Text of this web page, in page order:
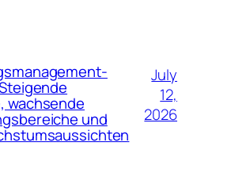
wachsende
und
July
12,
2026